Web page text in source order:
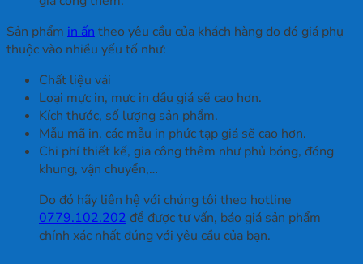
Sản phẩm in ấntheo yêu cầu của khách hàng do đó giá phụ
thuộc vào nhiều yếu tố như:
Chất liệu vải
Loại mực in, mực in dầu giá sẽ cao hơn.
Kích thước, số lượng sản phẩm.
Mẫu mã in, các mẫu in phức tạp giá sẽ cao hơn.
Chi phí thiết kế, gia công thêm như phủ bóng, đóng
khung, vận chuyển,…
Do đó hãy liên hệ với chúng tôi theo hotline
0779.102.202để được tư vấn, báo giá sản phẩm
chính xác nhất đúng với yêu cầu của bạn.